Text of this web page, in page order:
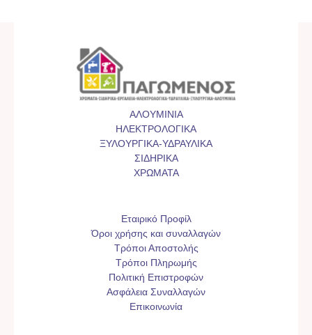
ΑΛΟΥΜΙΝΙΑ
ΗΛΕΚΤΡΟΛΟΓΙΚΑ
ΞΥΛΟΥΡΓΙΚΑ-ΥΔΡΑΥΛΙΚΑ
ΣΙΔΗΡΙΚΑ
ΧΡΩΜΑΤΑ
Εταιρικό Προφίλ
Όροι χρήσης και συναλλαγών
Τρόποι Αποστολής
Τρόποι Πληρωμής
Πολιτική Επιστροφών
Ασφάλεια Συναλλαγών
Επικοινωνία